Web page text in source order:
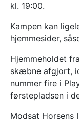
kl. 19:00.
Kampen kan
hjemmesider,
Hjemmeholdet
skæbne afgjort,
nummer fire i
førstepladsen i
Modsat Horsens